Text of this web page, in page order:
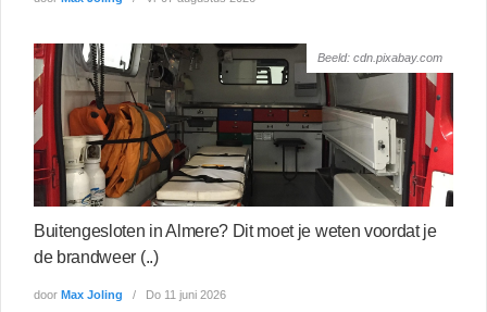
Beeld: cdn.pixabay.com
Buitengesloten in Almere? Dit moet je weten voordat je
de brandweer (..)
door Max Joling Do 11 juni 2026